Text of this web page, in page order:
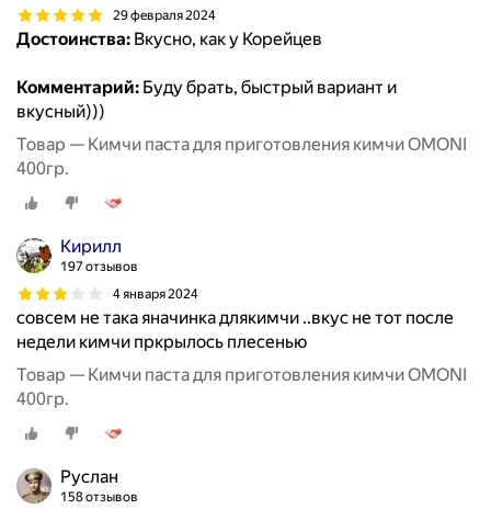
29 февраля 2024
Достоинства: Вкусно, как у Корейцев
Комментарий: Буду брать, быстрый вариант и
вкусный)))
Товар — Кимчи паста для приготовления кимчи OMONI
400гр.
Кирилл
197 отзывов
4 января 2024
совсем не така яначинка длякимчи ..вкус не тот после
недели кимчи пркрылось плесенью
Товар — Кимчи паста для приготовления кимчи OMONI
400гр.
Руслан
158 отзывов